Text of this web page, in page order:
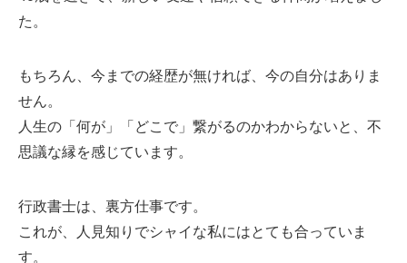
た。
もちろん、今までの経歴が無ければ、今の自分はありま
せん。
人生の「何が」「どこで」繋がるのかわからないと、不
思議な縁を感じています。
行政書士は、裏方仕事です。
これが、人見知りでシャイな私にはとても合っていま
す。